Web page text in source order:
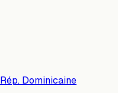
Rép. Dominicaine